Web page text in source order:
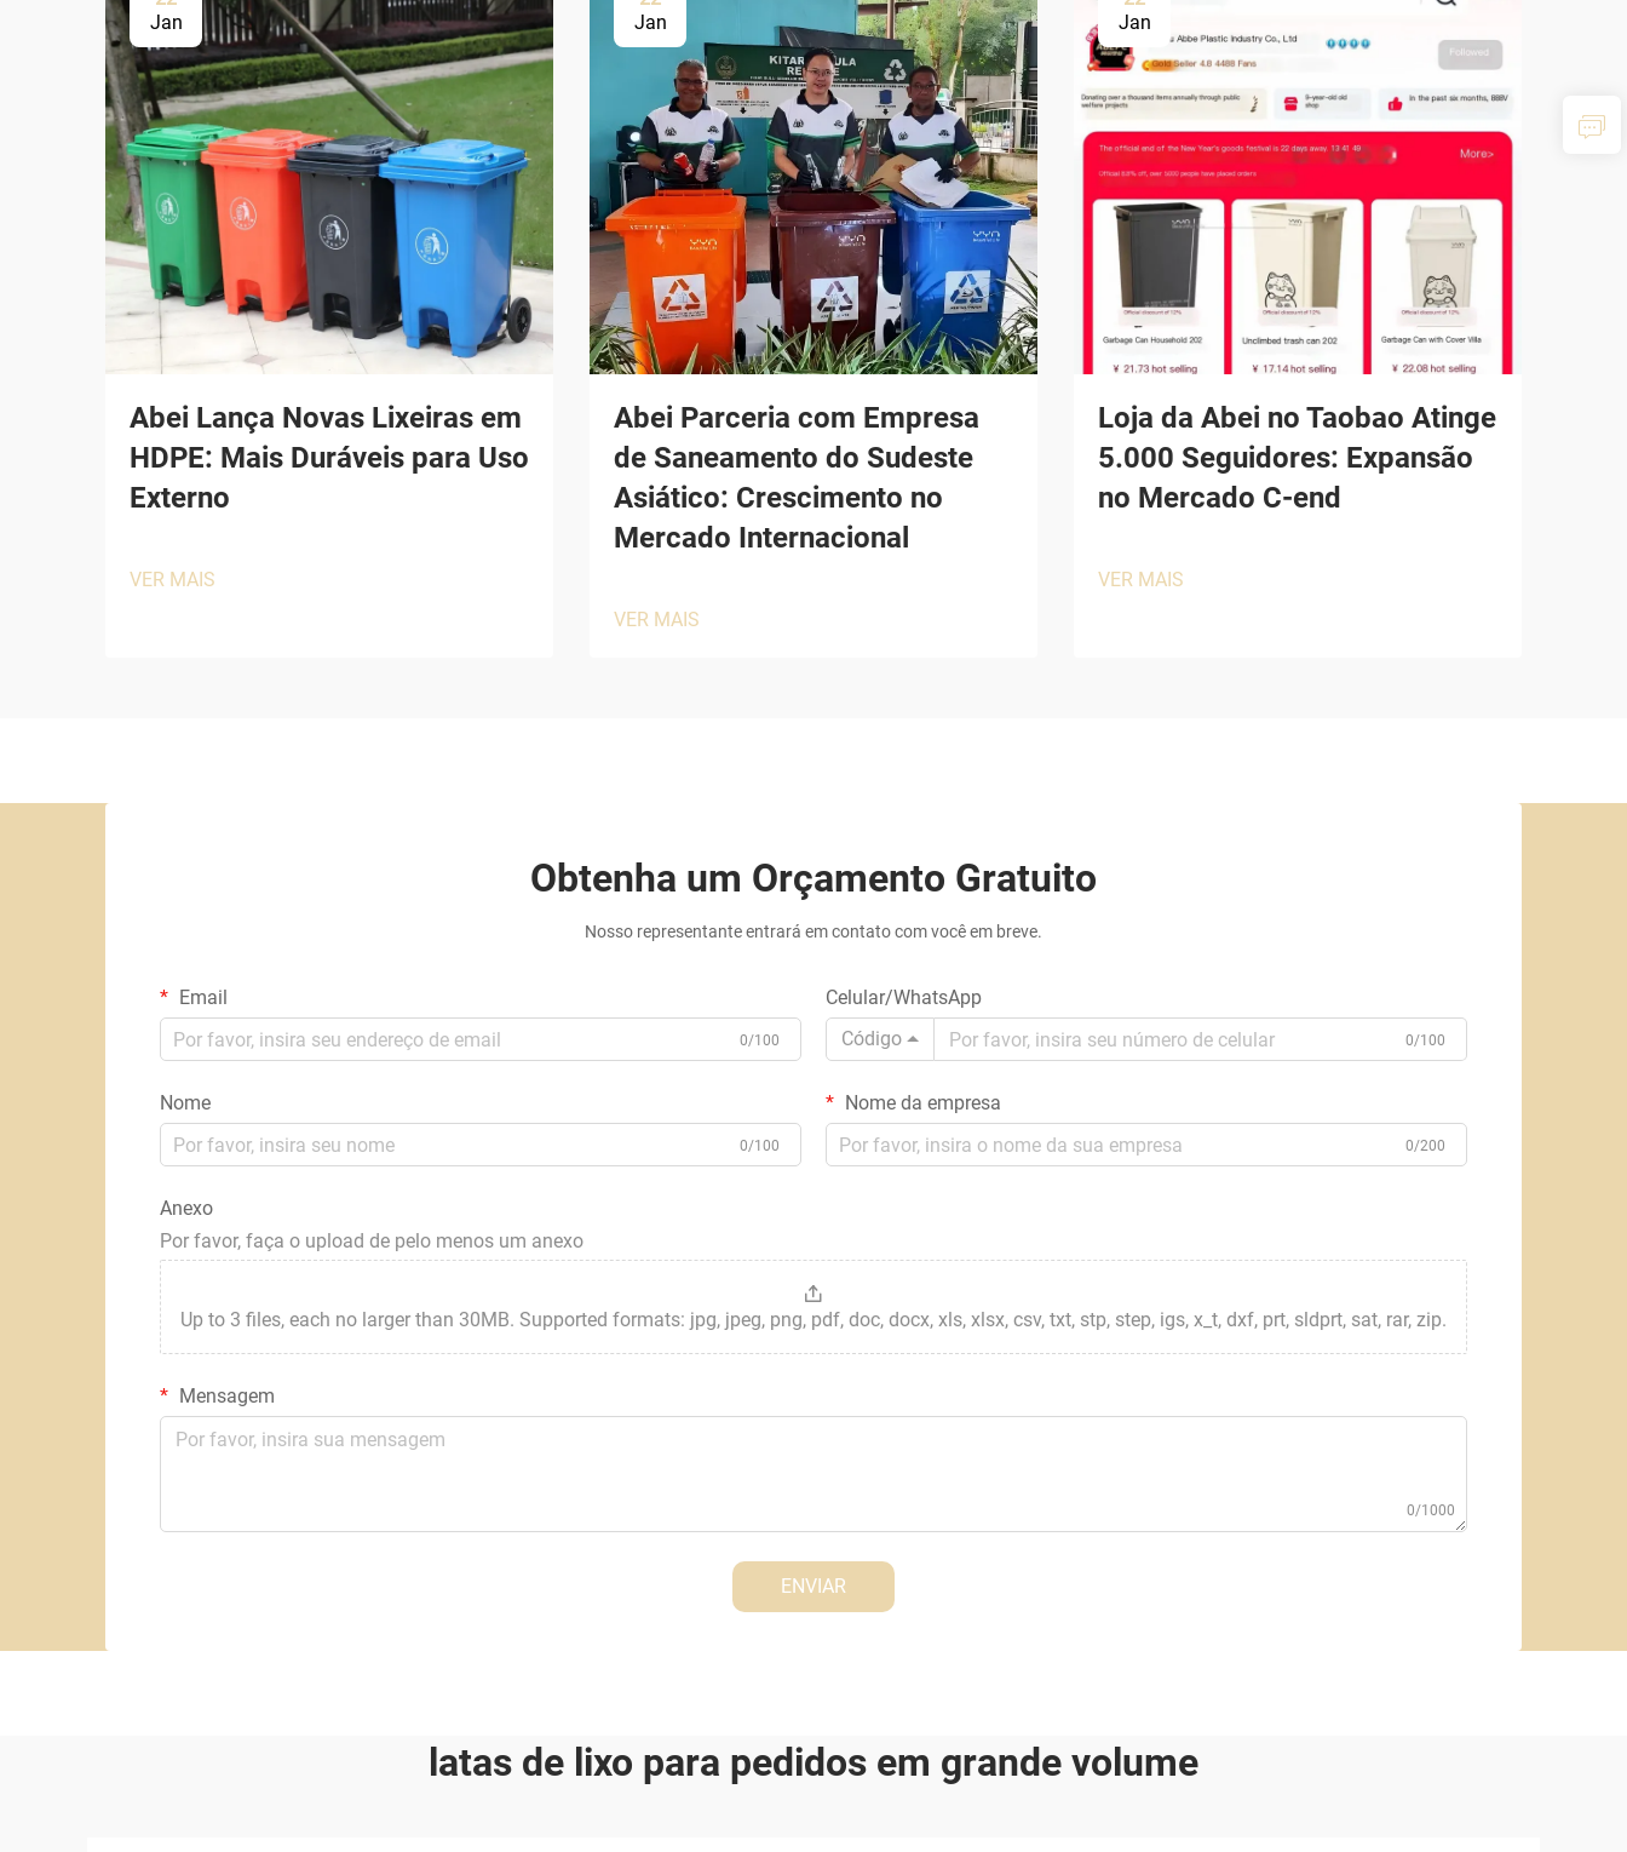
Jan
Abei Lança Novas Lixeiras em
HDPE: Mais Duráveis para Uso
Externo
VER MAIS
Jan
Abei Parceria com Empresa
de Saneamento do Sudeste
Asiático: Crescimento no
Mercado Internacional
VER MAIS
Jan
Loja da Abei no Taobao Atinge
5.000 Seguidores: Expansão
no Mercado C-end
VER MAIS
Obtenha um Orçamento Gratuito
Nosso representante entrará em contato com você em breve.
Email
0/100
Celular/WhatsApp
Código
0/100
Nome
0/100
Nome da empresa
0/200
Anexo
Por favor, faça o upload de pelo menos um anexo
Up to 3 files, each no larger than 30MB. Supported formats: jpg, jpeg, png, pdf, doc, docx, xls, xlsx, csv, txt, stp, step, igs, x_t, dxf, prt, sldprt, sat, rar, zip.
Mensagem
0/1000
ENVIAR
latas de lixo para pedidos em grande volume